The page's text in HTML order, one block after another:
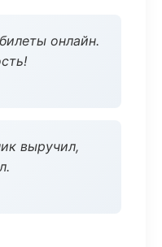
онлайн.
выручил,